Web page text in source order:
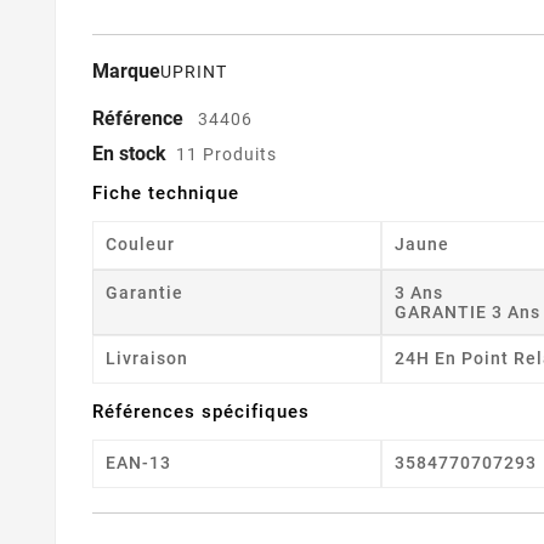
MarqueUPRINT
Référence 34406
En stock 11 Produits
Fiche technique
Couleur Jaune
Garantie
3 Ans
GARANTIE 3 Ans
Livraison 24H En Point
Références spécifiques
EAN-13 3584770707293